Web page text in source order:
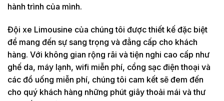
hành trình của mình.
Đội xe Limousine của chúng tôi được thiết kế đặc biệt
để mang đến sự sang trọng và đẳng cấp cho khách
hàng. Với không gian rộng rãi và tiện nghi cao cấp như
ghế da, máy lạnh, wifi miễn phí, cổng sạc điện thoại và
các đồ uống miễn phí, chúng tôi cam kết sẽ đem đến
cho quý khách hàng những phút giây thoải mái và thư